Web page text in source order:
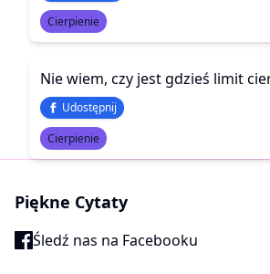
Cierpienie
Udostępnij
Cierpienie
Piękne Cytaty
Śledź nas na Facebooku